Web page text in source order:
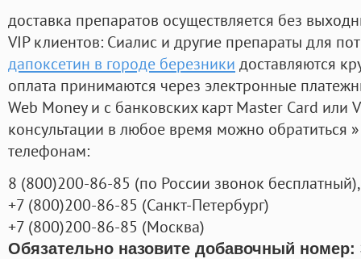
доставка препаратов осуществляется без
VIP клиентов: Сиалис и другие препараты для
дапоксетин в городе березники доставляются
оплата принимаются через электронные
Web Money и с банковских карт Master Card или
консультации в любое время можно обратиться
телефонам:
8 (800)200-86-85 (по России звонок бесплатный),
+7 (800)200-86-85 (Санкт-Петербург)
+7 (800)200-86-85 (Москва)
Обязательно назовите добавочный номер: